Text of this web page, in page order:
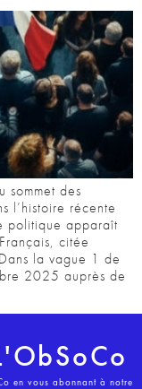
sommet des
l’histoire récente
politique apparaît
citée
la vague 1 de
2025 auprès de
en vous abonnant à notre